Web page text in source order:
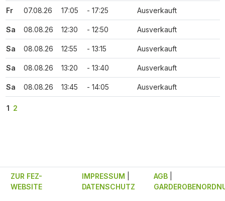
Fr 07.08.26 17:05 - 17:25 Ausverkauft
Sa 08.08.26 12:30 - 12:50 Ausverkauft
Sa 08.08.26 12:55 - 13:15 Ausverkauft
Sa 08.08.26 13:20 - 13:40 Ausverkauft
Sa 08.08.26 13:45 - 14:05 Ausverkauft
1 2
ZUR FEZ-
WEBSITE
IMPRESSUM
DATENSCHUTZ
AGB|